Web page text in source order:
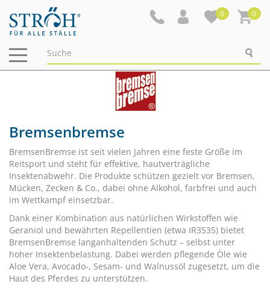
0 0
Navigation
ein-/ausblenden
Bremsenbremse
BremsenBremse ist seit vielen Jahren eine feste Größe im
Reitsport und steht für effektive, hautverträgliche
Insektenabwehr. Die Produkte schützen gezielt vor Bremsen,
Mücken, Zecken & Co., dabei ohne Alkohol, farbfrei und auch
im Wettkampf einsetzbar.
Dank einer Kombination aus natürlichen Wirkstoffen wie
Geraniol und bewährten Repellentien (etwa IR3535) bietet
BremsenBremse langanhaltenden Schutz – selbst unter
hoher Insektenbelastung. Dabei werden pflegende Öle wie
Aloe Vera, Avocado-, Sesam- und Walnussöl zugesetzt, um die
Haut des Pferdes zu unterstützen.